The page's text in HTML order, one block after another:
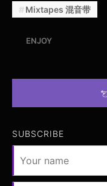
Mixtapes 混音带
ENJOY
SUBSCRIBE